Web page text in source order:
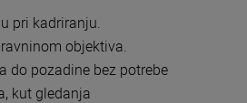
pri kadriranju.
objektiva.
do pozadine bez potrebe
kut gledanja